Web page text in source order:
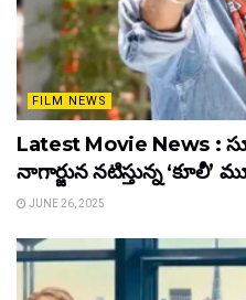
FILM NEWS
Latest Movie News :
నాగార్జున నటిస్తున్న ‘కూలీ’
JUNE 26, 2025